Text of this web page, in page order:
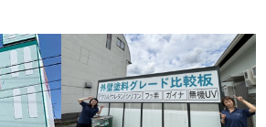
る10の
リフォームローン